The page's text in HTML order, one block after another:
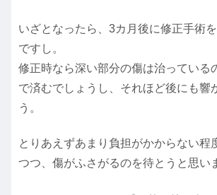
いざとなったら、3カ月後に修正手術
ですし。
修正時なら深い部分の傷は治っている
で済むでしょうし、それほど後にも響
う。
とりあえずあまり負担がかからない程
つつ、傷がふさがるのを待とうと思い